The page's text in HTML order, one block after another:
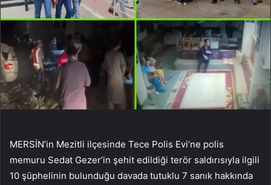
MERSİN’in Mezitli ilçesinde Tece Polis Evi’ne polis
memuru Sedat Gezer’in şehit edildiği terör saldırısıyla ilgili
10 şüphelinin bulunduğu davada tutuklu 7 sanık hakkında